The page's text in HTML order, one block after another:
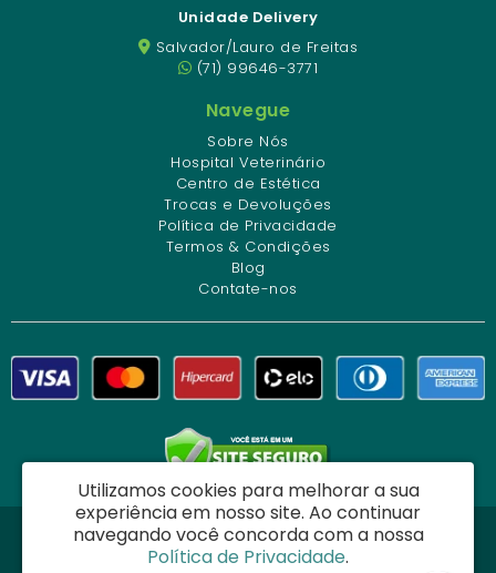
Unidade Delivery
Salvador/Lauro de Freitas
(71) 99646-3771
Navegue
Sobre Nós
Hospital Veterinário
Centro de Estética
Trocas e Devoluções
Política de Privacidade
Termos & Condições
Blog
Contate-nos
Dog Charme Center Comércio e Serviços Veterinários Ltda - CNPJ:
34.261.271/0001-12
Utilizamos cookies para melhorar a sua
experiência em nosso site. Ao continuar
navegando você concorda com a nossa
Política de Privacidade.